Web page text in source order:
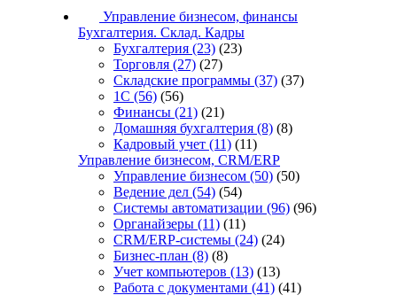
Управление бизнесом, финансы
Бухгалтерия. Склад. Кадры
Бухгалтерия (23) (23)
Торговля (27) (27)
Складские программы (37) (37)
1С (56) (56)
Финансы (21) (21)
Домашняя бухгалтерия (8) (8)
Кадровый учет (11) (11)
Управление бизнесом, CRM/ERP
Управление бизнесом (50) (50)
Ведение дел (54) (54)
Системы автоматизации (96) (96)
Органайзеры (11) (11)
CRM/ERP-системы (24) (24)
Бизнес-план (8) (8)
Учет компьютеров (13) (13)
Работа с документами (41) (41)